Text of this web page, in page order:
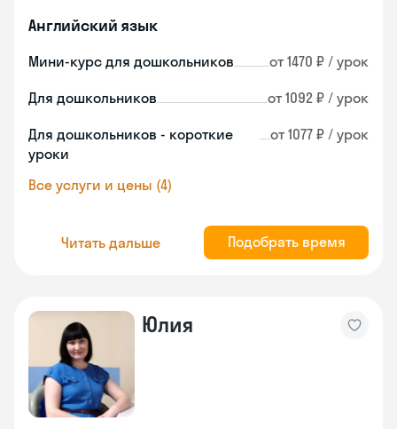
Английский язык
Мини-курс для дошкольников от 1470 ₽ / урок
Для дошкольников от 1092 ₽ / урок
Для дошкольников - короткие
уроки
от 1077 ₽ / урок
Все услуги и цены (4)
Читать дальше Подобрать время
Юлия